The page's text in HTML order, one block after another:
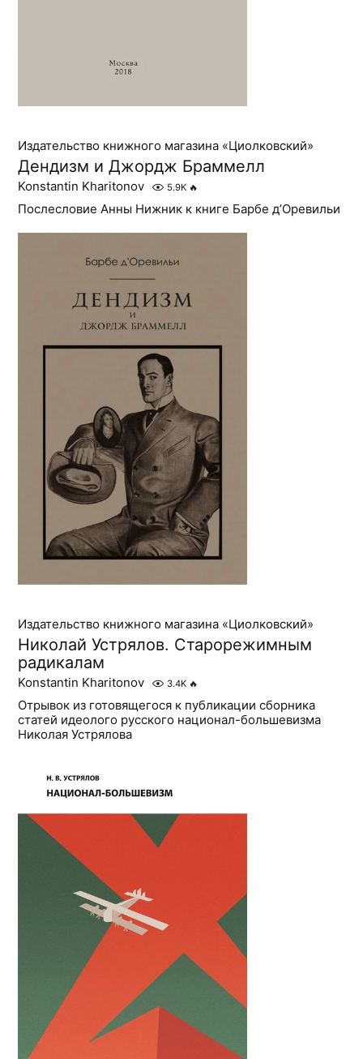
Издательство книжного магазина «Циолковский»
Дендизм и Джордж Браммелл
Konstantin Kharitonov 5.9K 🔥
Послесловие Анны Нижник к книге Барбе д’Оревильи
Издательство книжного магазина «Циолковский»
Николай Устрялов. Старорежимным
радикалам
Konstantin Kharitonov 3.4K 🔥
Отрывок из готовящегося к публикации сборника
статей идеолого русского национал-большевизма
Николая Устрялова